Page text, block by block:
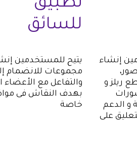
إنشاء
ريلز و
و الدعم
على
تطبيق
للسائق
يتيح للمستخدمين
مجموعات للانضمام
والتفاعل مع الأعضاء
بهدف النقاش فى
خاصة